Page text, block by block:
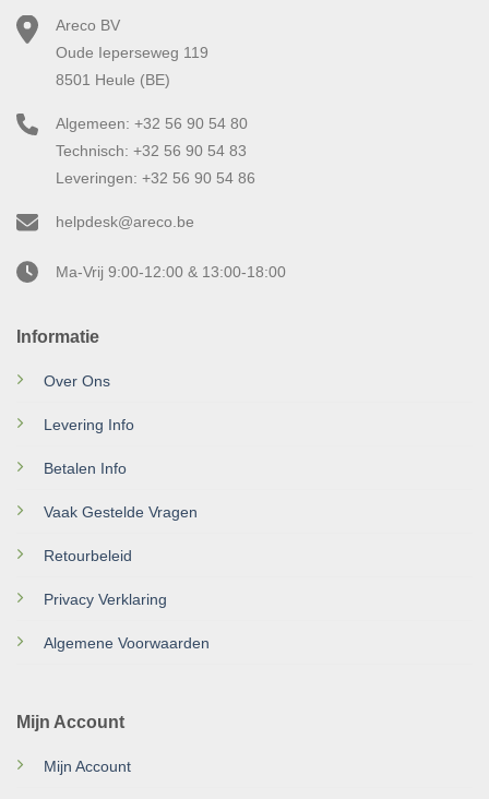
Informatie
Over Ons
Levering Info
Betalen Info
Vaak Gestelde Vragen
Retourbeleid
Privacy Verklaring
Algemene Voorwaarden
Mijn Account
Mijn Account
Areco BV
Oude Ieperseweg 119
8501 Heule (BE)
Algemeen: +32 56 90 54 80
Technisch: +32 56 90 54 83
Leveringen: +32 56 90 54 86
helpdesk@areco.be
Ma-Vrij 9:00-12:00 & 13:00-18:00